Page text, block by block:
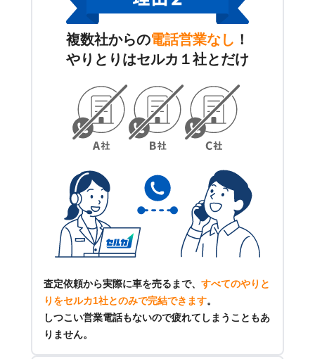
複数社からの電話営業なし ！
やりとりはセルカ１社とだけ
査定依頼から実際に車を売るまで、 すべてのやりと
りをセルカ1社とのみで完結できます。
しつこい営業電話もないので疲れてしまうこともあ
りません。